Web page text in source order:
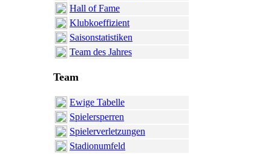
Hall of Fame
Klubkoeffizient
Saisonstatistiken
Team des Jahres
Team
Ewige Tabelle
Spielersperren
Spielerverletzungen
Stadionumfeld